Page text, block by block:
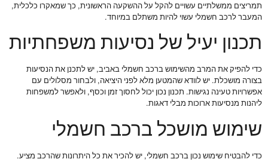
תמריצים ממשלתיים עשויים להקל על ההשקעה הראשונית, כך שמאקרו כלכלית,
המעבר לרכב חשמלי עשוי להיות משתלם במיוחד.
תכנון יעיל של נסיעות משפחתיות
כדי להפיק את המרב מהשימוש ברכב חשמלי באביב, יש לתכנן את הנסיעות
בצורה מושכלת. יש לוודא שהמטען מלא לפני היציאה, ולבחור מסלולים עם
אפשרויות טעינה נגישות. תכנון נכון יכול לחסוך זמן וכסף, ולאפשר למשפחות
ליהנות מנסיעות ארוכות מבלי דאגות.
שימוש מושכל ברכב חשמלי
כדי להבטיח שימוש נכון ברכב חשמלי, יש להכיר את כל היתרונות שהרכב מציע.